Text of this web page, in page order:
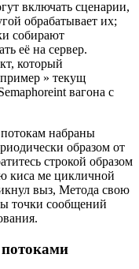
включать сценарии,
обрабатывает их;
собирают
её на сервер.
который
» текущ
вагона c
набраны
образом от
строкой образом
киса ме цикличной
выз, Метода свою
точки сообщений